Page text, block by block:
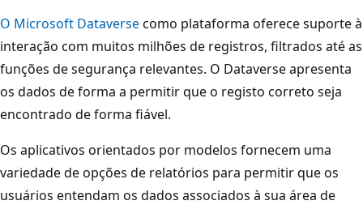
O Microsoft Dataversecomo plataforma oferece suporte à
interação com muitos milhões de registros, filtrados até as
funções de segurança relevantes. O Dataverse apresenta
os dados de forma a permitir que o registo correto seja
encontrado de forma fiável.
Os aplicativos orientados por modelos fornecem uma
variedade de opções de relatórios para permitir que os
usuários entendam os dados associados à sua área de